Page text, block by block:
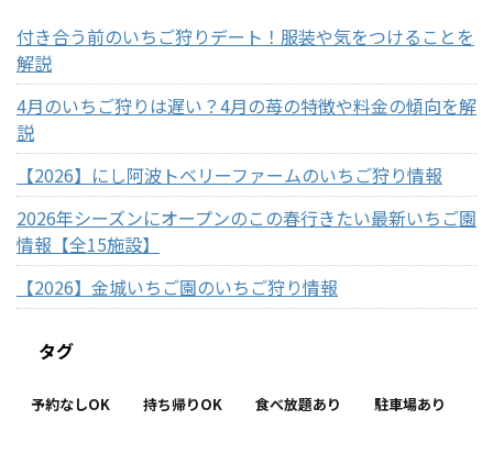
付き合う前のいちご狩りデート！服装や気をつけることを
解説
4月のいちご狩りは遅い？4月の苺の特徴や料金の傾向を解
説
【2026】にし阿波トベリーファームのいちご狩り情報
2026年シーズンにオープンのこの春行きたい最新いちご園
情報【全15施設】
【2026】金城いちご園のいちご狩り情報
タグ
予約なしOK 持ち帰りOK 食べ放題あり 駐車場あり